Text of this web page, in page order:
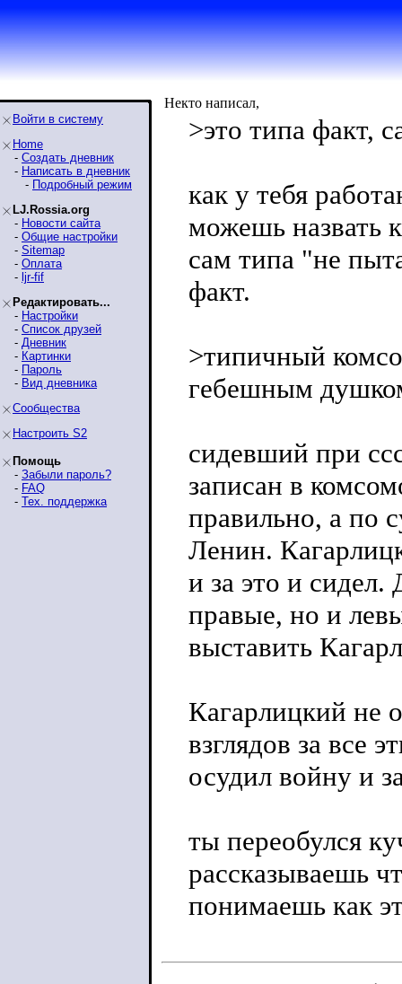
Войти в систему
Home
- Создать дневник
- Написать в дневник
- Подробный режим
LJ.Rossia.org
- Новости сайта
- Общие настройки
- Sitemap
- Оплата
- ljr-fif
Редактировать...
- Настройки
- Список друзей
- Дневник
- Картинки
- Пароль
- Вид дневника
Сообщества
Настроить S2
Помощь
- Забыли пароль?
- FAQ
- Тех. поддержка
Некто написал,
>это типа факт,
как у тебя
можешь назвать
сам типа "не
факт.
>типичный
гебешным
сидевший при
записан в
правильно, а по
Ленин.
и за это и
правые, но и
выставить
Кагарлицкий не
взглядов за все
осудил войну и
ты переобулся
рассказываешь
понимаешь как